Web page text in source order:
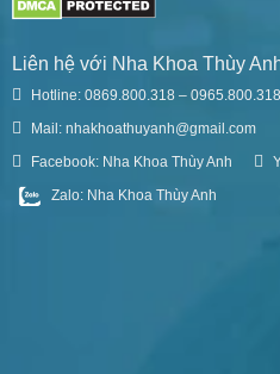
Liên hệ với Nha Khoa Thùy
Hotline: 0869.800.318 – 0965.800.318
Mail: nhakhoathuyanh@gmail.com
Facebook: Nha Khoa Thùy Anh
Zalo: Nha Khoa Thùy Anh